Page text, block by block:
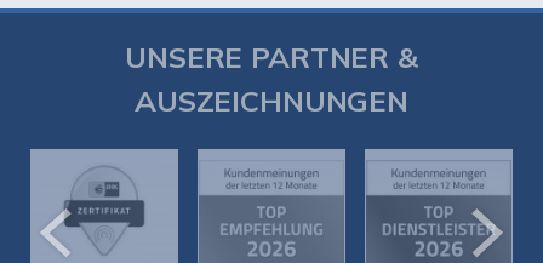
UNSERE PARTNER &
AUSZEICHNUNGEN